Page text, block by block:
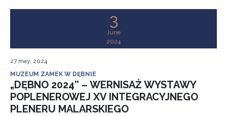
3
June
2024
27 may, 2024
MUZEUM ZAMEK W DĘBNIE
„DĘBNO 2024” – WERNISAŻ WYSTAWY
POPLENEROWEJ XV INTEGRACYJNEGO
PLENERU MALARSKIEGO